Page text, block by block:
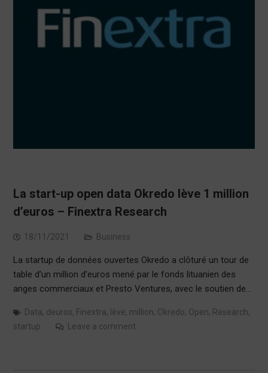
La start-up open data Okredo lève 1 million
d’euros – Finextra Research
18/11/2021 Business
La startup de données ouvertes Okredo a clôturé un tour de
table d’un million d’euros mené par le fonds lituanien des
anges commerciaux et Presto Ventures, avec le soutien de…
Data, deuros, Finextra, lève, million, Okredo, Open, Research,
startup
Leave a comment